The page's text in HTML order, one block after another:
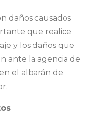
daños causados
que realice
y los daños que
ante la agencia de
el albarán de